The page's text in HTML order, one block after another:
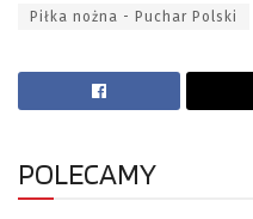
Piłka nożna - Puchar Polski
POLECAMY